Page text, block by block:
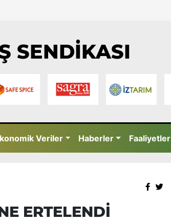
SENDİKASI
Veriler Haberler Faaliyetler
ERTELENDİ